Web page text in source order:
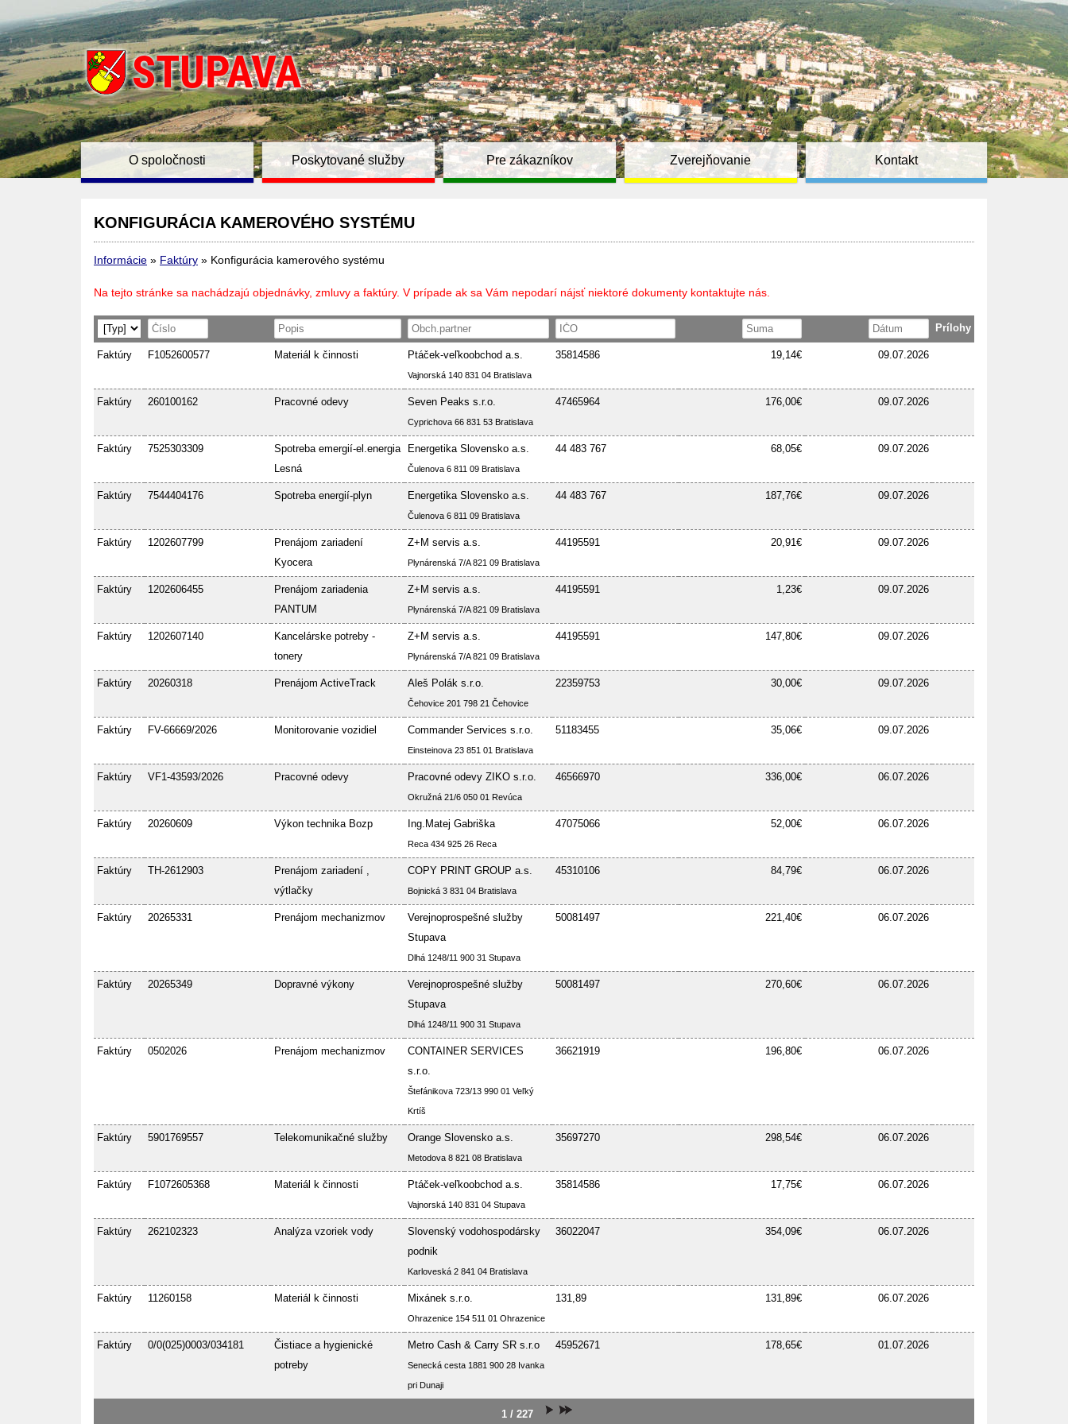
O spoločnosti Poskytované služby Pre zákazníkov Zverejňovanie Kontakt
KONFIGURÁCIA KAMEROVÉHO SYSTÉMU
Informácie » Faktúry » Konfigurácia kamerového systému
Na tejto stránke sa nachádzajú objednávky, zmluvy a faktúry. V prípade ak sa Vám nepodarí nájsť niektoré dokumenty kontaktujte nás.
Prílohy
Faktúry F1052600577 Materiál k činnosti Ptáček-veľkoobchod a.s.
Vajnorská 140 831 04 Bratislava
35814586 19,14€ 09.07.2026
Faktúry 260100162 Pracovné odevy Seven Peaks s.r.o.
Cyprichova 66 831 53 Bratislava
47465964 176,00€ 09.07.2026
Faktúry 7525303309
Spotreba emergií-el.energia
Lesná
Energetika Slovensko a.s.
Čulenova 6 811 09 Bratislava
44 483 767 68,05€ 09.07.2026
Faktúry 7544404176 Spotreba energií-plyn Energetika Slovensko a.s.
Čulenova 6 811 09 Bratislava
44 483 767 187,76€ 09.07.2026
Faktúry 1202607799
Prenájom zariadení
Kyocera
Z+M servis a.s.
Plynárenská 7/A 821 09 Bratislava
44195591 20,91€ 09.07.2026
Faktúry 1202606455
Prenájom zariadenia
PANTUM
Z+M servis a.s.
Plynárenská 7/A 821 09 Bratislava
44195591 1,23€ 09.07.2026
Faktúry 1202607140
Kancelárske potreby -
tonery
Z+M servis a.s.
Plynárenská 7/A 821 09 Bratislava
44195591 147,80€ 09.07.2026
Faktúry 20260318 Prenájom ActiveTrack Aleš Polák s.r.o.
Čehovice 201 798 21 Čehovice
22359753 30,00€ 09.07.2026
Faktúry FV-66669/2026 Monitorovanie vozidiel Commander Services s.r.o.
Einsteinova 23 851 01 Bratislava
51183455 35,06€ 09.07.2026
Faktúry VF1-43593/2026 Pracovné odevy Pracovné odevy ZIKO s.r.o.
Okružná 21/6 050 01 Revúca
46566970 336,00€ 06.07.2026
Faktúry 20260609 Výkon technika Bozp Ing.Matej Gabriška
Reca 434 925 26 Reca
47075066 52,00€ 06.07.2026
Faktúry TH-2612903
Prenájom zariadení ,
výtlačky
COPY PRINT GROUP a.s.
Bojnická 3 831 04 Bratislava
45310106 84,79€ 06.07.2026
Faktúry 20265331 Prenájom mechanizmov
Verejnoprospešné služby
Stupava
Dlhá 1248/11 900 31 Stupava
50081497 221,40€ 06.07.2026
Faktúry 20265349 Dopravné výkony
Verejnoprospešné služby
Stupava
Dlhá 1248/11 900 31 Stupava
50081497 270,60€ 06.07.2026
Faktúry 0502026 Prenájom mechanizmov
CONTAINER SERVICES
s.r.o.
Štefánikova 723/13 990 01 Veľký
Krtíš
36621919 196,80€ 06.07.2026
Faktúry 5901769557 Telekomunikačné služby Orange Slovensko a.s.
Metodova 8 821 08 Bratislava
35697270 298,54€ 06.07.2026
Faktúry F1072605368 Materiál k činnosti Ptáček-veľkoobchod a.s.
Vajnorská 140 831 04 Stupava
35814586 17,75€ 06.07.2026
Faktúry 262102323 Analýza vzoriek vody
Slovenský vodohospodársky
podnik
Karloveská 2 841 04 Bratislava
36022047 354,09€ 06.07.2026
Faktúry 11260158 Materiál k činnosti Mixánek s.r.o.
Ohrazenice 154 511 01 Ohrazenice
131,89 131,89€ 06.07.2026
Faktúry 0/0(025)0003/034181
Čistiace a hygienické
potreby
Metro Cash & Carry SR s.r.o
Senecká cesta 1881 900 28 Ivanka
pri Dunaji
45952671 178,65€ 01.07.2026
1 / 227